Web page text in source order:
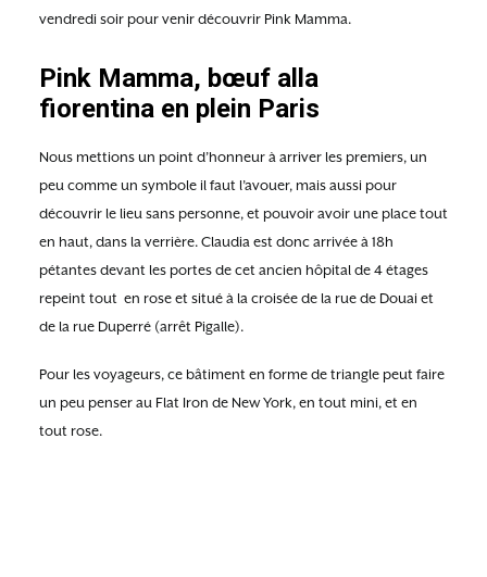
vendredi soir pour venir découvrir Pink Mamma.
Pink Mamma, bœuf alla
fiorentina en plein Paris
Nous mettions un point d’honneur à arriver les premiers, un
peu comme un symbole il faut l’avouer, mais aussi pour
découvrir le lieu sans personne, et pouvoir avoir une place tout
en haut, dans la verrière. Claudia est donc arrivée à 18h
pétantes devant les portes de cet ancien hôpital de 4 étages
repeint tout en rose et situé à la croisée de la rue de Douai et
de la rue Duperré (arrêt Pigalle).
Pour les voyageurs, ce bâtiment en forme de triangle peut faire
un peu penser au Flat Iron de New York, en tout mini, et en
tout rose.